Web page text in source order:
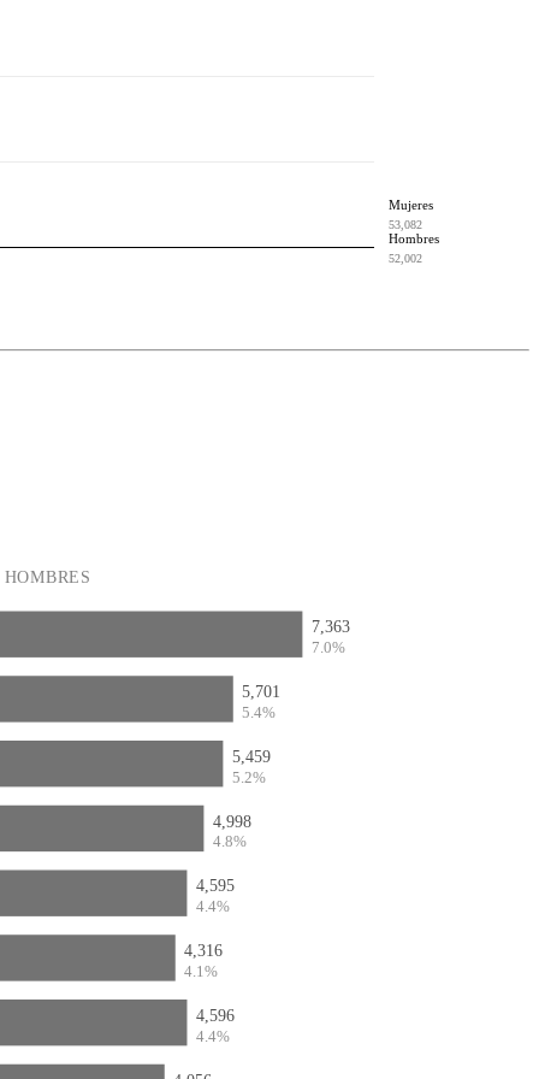
Mujeres
53,082
Hombres
52,002
HOMBRES
7,363
7.0%
5,701
5.4%
5,459
5.2%
4,998
4.8%
4,595
4.4%
4,316
4.1%
4,596
4.4%